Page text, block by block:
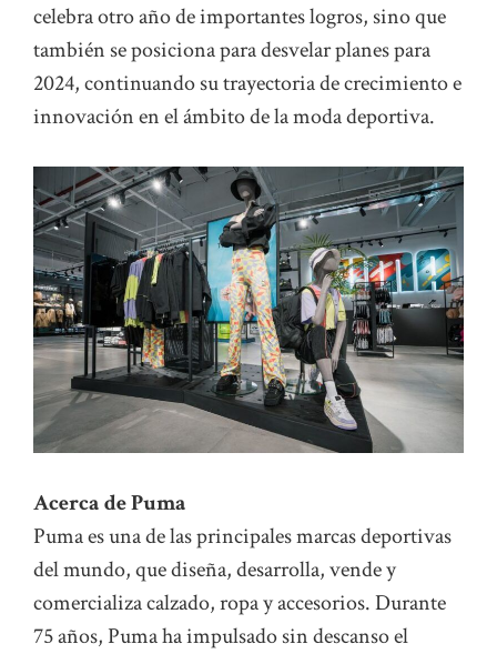
celebra otro año de importantes logros, sino que
también se posiciona para desvelar planes para
2024, continuando su trayectoria de crecimiento e
innovación en el ámbito de la moda deportiva.
Acerca de Puma
Puma es una de las principales marcas deportivas
del mundo, que diseña, desarrolla, vende y
comercializa calzado, ropa y accesorios. Durante
75 años, Puma ha impulsado sin descanso el